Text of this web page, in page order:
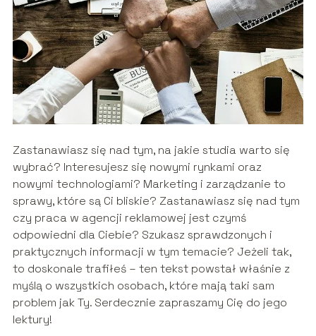
Zastanawiasz się nad tym, na jakie studia warto się
wybrać? Interesujesz się nowymi rynkami oraz
nowymi technologiami? Marketing i zarządzanie to
sprawy, które są Ci bliskie? Zastanawiasz się nad tym
czy praca w agencji reklamowej jest czymś
odpowiedni dla Ciebie? Szukasz sprawdzonych i
praktycznych informacji w tym temacie? Jeżeli tak,
to doskonale trafiłeś – ten tekst powstał właśnie z
myślą o wszystkich osobach, które mają taki sam
problem jak Ty. Serdecznie zapraszamy Cię do jego
lektury!